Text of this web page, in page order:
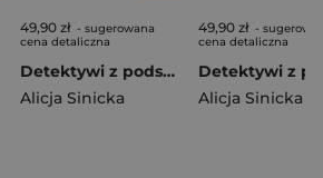
49,90 zł - sugerowana
cena detaliczna
Detektywi z podstawówki. Tajemnica druha Bączka
Alicja Sinicka
49,90 zł -
cena detaliczna
Alicja Sinicka